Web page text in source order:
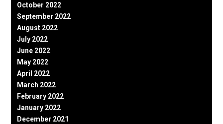
October 2022
September 2022
August 2022
July 2022
June 2022
May 2022
April 2022
March 2022
February 2022
January 2022
December 2021